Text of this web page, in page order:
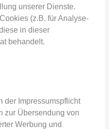
unserer Dienste.
(z.B. für Analyse-
in dieser
behandelt.
der Impressumspflicht
zur Übersendung von
Werbung und